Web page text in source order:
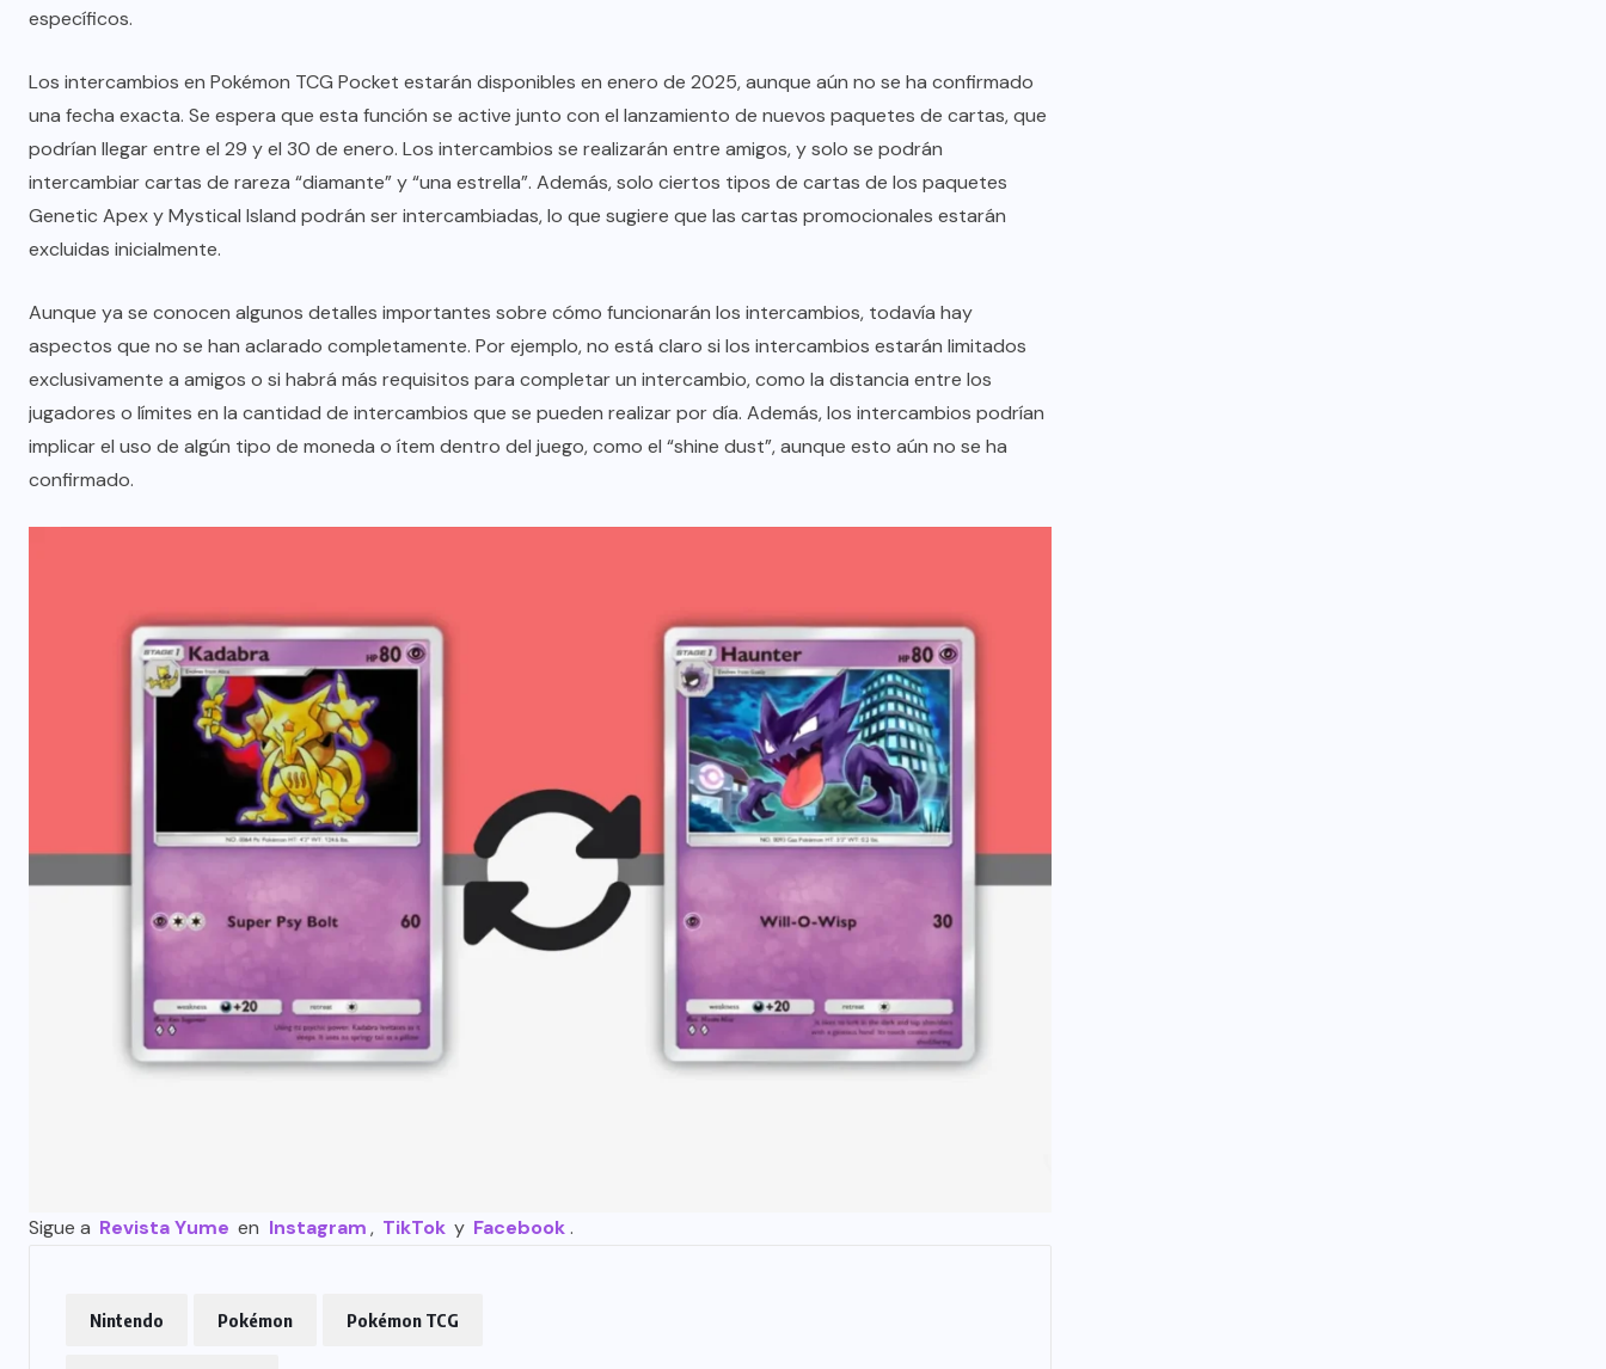
específicos.
Los intercambios en Pokémon TCG Pocket estarán disponibles en enero de 2025, aunque aún no se ha confirmado
una fecha exacta. Se espera que esta función se active junto con el lanzamiento de nuevos paquetes de cartas, que
podrían llegar entre el 29 y el 30 de enero. Los intercambios se realizarán entre amigos, y solo se podrán
intercambiar cartas de rareza “diamante” y “una estrella”. Además, solo ciertos tipos de cartas de los paquetes
Genetic Apex y Mystical Island podrán ser intercambiadas, lo que sugiere que las cartas promocionales estarán
excluidas inicialmente.
Aunque ya se conocen algunos detalles importantes sobre cómo funcionarán los intercambios, todavía hay
aspectos que no se han aclarado completamente. Por ejemplo, no está claro si los intercambios estarán limitados
exclusivamente a amigos o si habrá más requisitos para completar un intercambio, como la distancia entre los
jugadores o límites en la cantidad de intercambios que se pueden realizar por día. Además, los intercambios podrían
implicar el uso de algún tipo de moneda o ítem dentro del juego, como el “shine dust”, aunque esto aún no se ha
confirmado.
Sigue a Revista Yume en Instagram, TikTok y Facebook.
Nintendo Pokémon Pokémon TCG